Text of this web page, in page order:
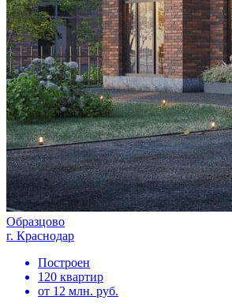
Образцово
г. Краснодар
Построен
120 квартир
от 12 млн. руб.